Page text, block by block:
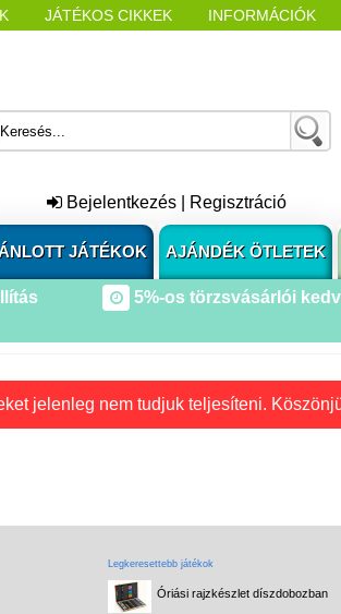
JÁTÉKOS CIKKEK INFORMÁCIÓK
Bejelentkezés Regisztráció
JÁTÉKOK AJÁNDÉK ÖTLETEK
5%-os törzsvásárlói
jelenleg nem tudjuk teljesíteni.
Legkeresettebb játékok
Óriási rajzkészlet díszdobozban